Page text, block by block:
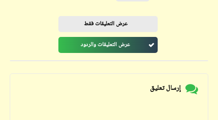
عرض التعليقات فقط
عرض التعليقات والردود
إرسال تعليق